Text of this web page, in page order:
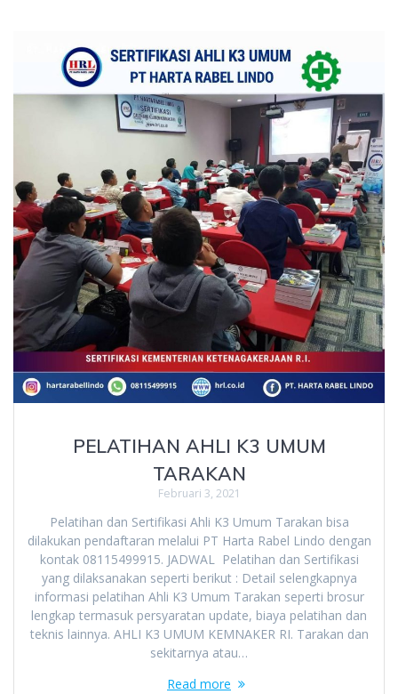
PELATIHAN AHLI K3 UMUM
TARAKAN
Februari 3, 2021
Pelatihan dan Sertifikasi Ahli K3 Umum Tarakan bisa
dilakukan pendaftaran melalui PT Harta Rabel Lindo dengan
kontak 08115499915. JADWAL Pelatihan dan Sertifikasi
yang dilaksanakan seperti berikut : Detail selengkapnya
informasi pelatihan Ahli K3 Umum Tarakan seperti brosur
lengkap termasuk persyaratan update, biaya pelatihan dan
teknis lainnya. AHLI K3 UMUM KEMNAKER RI. Tarakan dan
sekitarnya atau…
Read more